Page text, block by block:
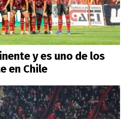
y es uno de los
en Chile